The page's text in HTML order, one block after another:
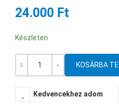
24.000 Ft
Készleten
Mennyiség
Kedvencekhez adom